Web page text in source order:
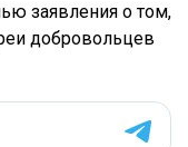
заявления о том,
добровольцев